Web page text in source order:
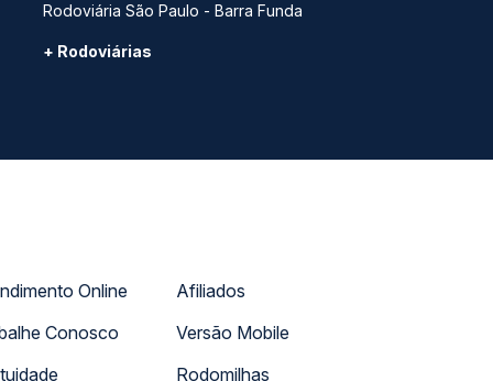
Rodoviária São Paulo - Barra Funda
+ Rodoviárias
Online
Conosco
Afiliados
Versão Mobile
Rodomilhas